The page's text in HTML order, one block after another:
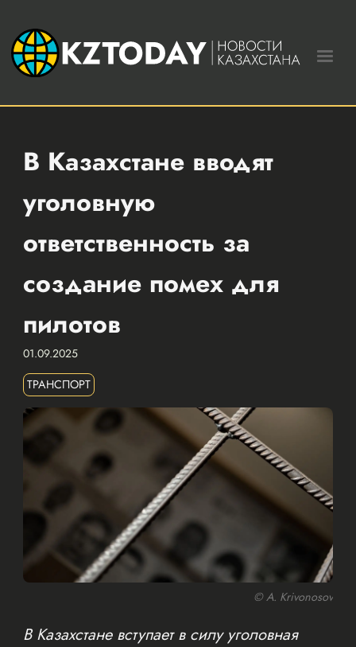
В Казахстане вводят
уголовную
ответственность за
создание помех для
пилотов
01.09.2025
ТРАНСПОРТ
© A. Krivonosov
В Казахстане вступает в силу уголовная